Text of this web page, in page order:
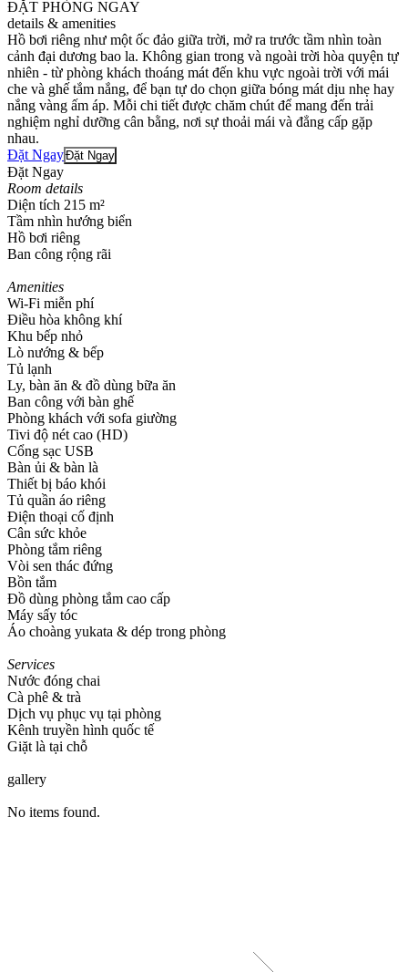
ĐẶT PHÒNG NGAY
details & amenities
Hồ bơi riêng như một ốc đảo giữa trời, mở ra trước tầm nhìn toàn
cảnh đại dương bao la. Không gian trong và ngoài trời hòa quyện tự
nhiên - từ phòng khách thoáng mát đến khu vực ngoài trời với mái
che và ghế tắm nắng, để bạn tự do chọn giữa bóng mát dịu nhẹ hay
nắng vàng ấm áp. Mỗi chi tiết được chăm chút để mang đến trải
nghiệm nghỉ dưỡng cân bằng, nơi sự thoải mái và đẳng cấp gặp
nhau.
Đặt NgayĐặt Ngay
Đặt Ngay
Room details
Diện tích 215 m²​
Tầm nhìn hướng biển
Hồ bơi riêng
Ban công​ rộng rãi
Amenities
Wi-Fi miễn phí​
Điều hòa không khí​
Khu bếp nhỏ​
Lò nướng & bếp​
Tủ lạnh​
Ly, bàn ăn & đồ dùng bữa ăn​
Ban công với bàn ghế​
Phòng khách với sofa giường​
Tivi độ nét cao (HD)​
Cổng sạc USB​
Bàn ủi & bàn là​
Thiết bị báo khói​
Tủ quần áo riêng​
Điện thoại cố định​
Cân sức khỏe​
Phòng tắm riêng​
Vòi sen thác đứng
Bồn tắm​
Đồ dùng phòng tắm cao cấp​
Máy sấy tóc​
Áo choàng yukata & dép trong phòng
Services
Nước đóng chai​
Cà phê & trà​
Dịch vụ phục vụ tại phòng​
Kênh truyền hình quốc tế​
Giặt là tại chỗ
gallery
No items found.